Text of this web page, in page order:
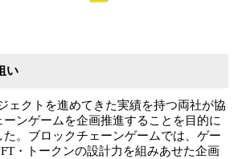
い
ェクトを進めてきた実績を持つ両社が協
ンゲームを企画推進することを目的に
。ブロックチェーンゲームでは、ゲー
・トークンの設計力を組みあせた企画